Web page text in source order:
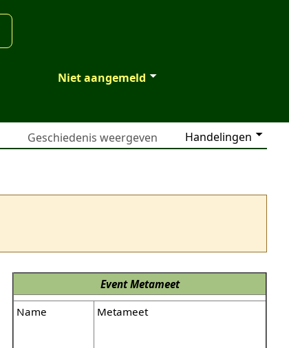
Niet aangemeld
Handelingen
Geschiedenis weergeven
EventMetameet
Name
Metameet